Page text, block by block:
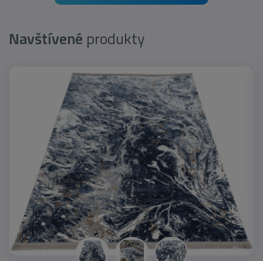
Navštívené produkty